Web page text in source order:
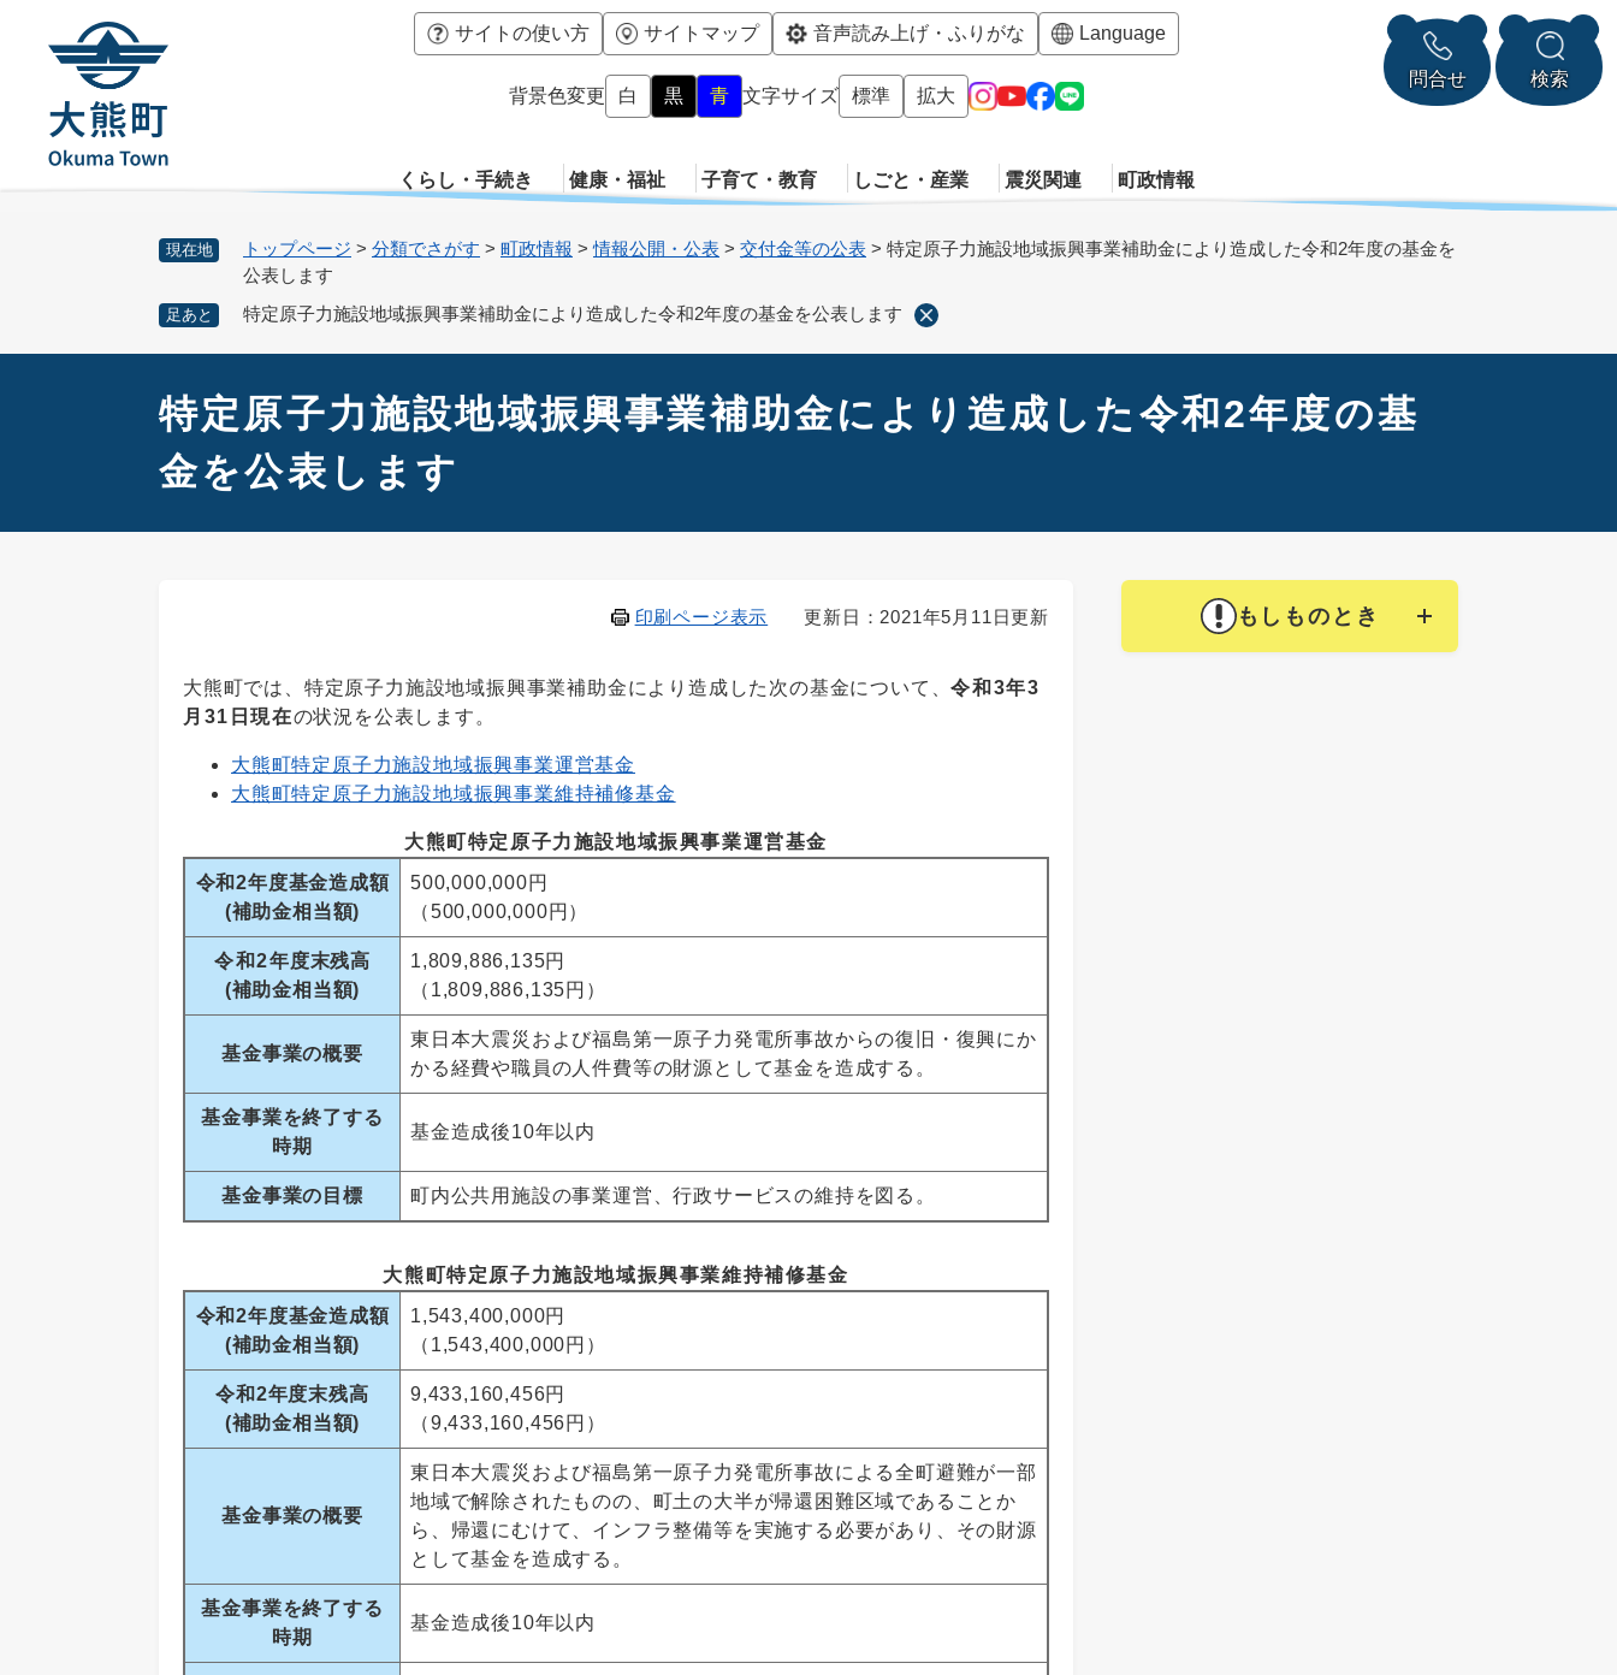
メニューを飛ばして本文へ
サイトの使い方 サイトマップ 音声読み上げ・ふりがな Language
背景色変更 白 黒 青 文字サイズ 標準 拡大
問合せ 検索
くらし・手続き 健康・福祉 子育て・教育 しごと・産業 震災関連 町政情報
現在地 トップページ > 分類でさがす > 町政情報 >情報公開・公表 > 交付金等の公表 > 特定原子力施設地域振興事業補助金により造成した令和2年度の基金を
公表します
足あと 特定原子力施設地域振興事業補助金により造成した令和2年度の基金を公表します
特定原子力施設地域振興事業補助金により造成した令和2年度の基
金を公表します
更新日：2021年5月11日更新
印刷ページ表示
大熊町では、特定原子力施設地域振興事業補助金により造成した次の基金について、令和3年3
月31日現在の状況を公表します。
大熊町特定原子力施設地域振興事業運営基金
大熊町特定原子力施設地域振興事業維持補修基金
大熊町特定原子力施設地域振興事業運営基金
令和2年度基金造成額
(補助金相当額)
500,000,000円
（500,000,000円）
令和2年度末残高
(補助金相当額)
1,809,886,135円
（1,809,886,135円）
基金事業の概要
東日本大震災および福島第一原子力発電所事故からの復旧・復興にか
かる経費や職員の人件費等の財源として基金を造成する。
基金事業を終了する
時期
基金造成後10年以内
基金事業の目標 町内公共用施設の事業運営、行政サービスの維持を図る。
大熊町特定原子力施設地域振興事業維持補修基金
令和2年度基金造成額
(補助金相当額)
1,543,400,000円
（1,543,400,000円）
令和2年度末残高
(補助金相当額)
9,433,160,456円
（9,433,160,456円）
基金事業の概要
東日本大震災および福島第一原子力発電所事故による全町避難が一部
地域で解除されたものの、町土の大半が帰還困難区域であることか
ら、帰還にむけて、インフラ整備等を実施する必要があり、その財源
として基金を造成する。
基金事業を終了する
時期
基金造成後10年以内
もしものとき